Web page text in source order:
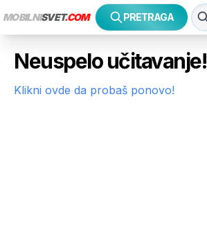
MOBILNISVET.COM PRETRAGA
Neuspelo učitavanje!
Klikni ovde da probaš ponovo!